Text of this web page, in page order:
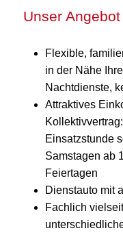
Unser Angebot
Flexible,
in der Nähe
Nachtdienste,
Attraktives
Einsatzstunde
Samstagen ab
Feiertagen
Dienstauto mit
Fachlich